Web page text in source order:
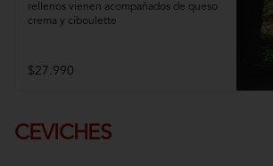
rellenos vienen acompañados de queso
crema y ciboulette
$27.990
CEVICHES